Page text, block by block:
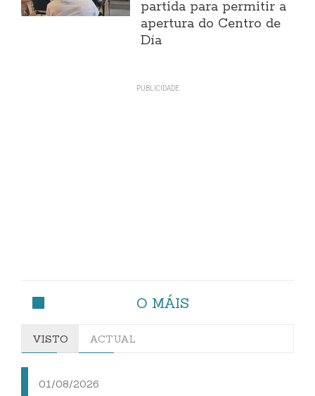
partida para permitir a
apertura do Centro de
Día
O MÁIS
VISTO ACTUAL
01/08/2026